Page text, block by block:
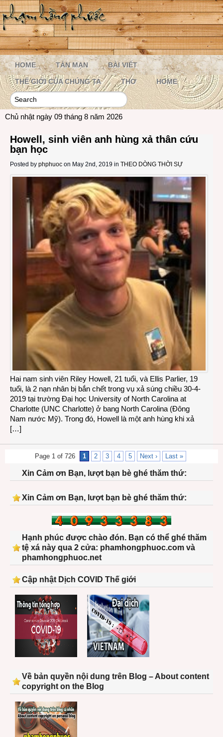
HOME TẢN MẠN BÀI VIẾT
THẾ GIỚI CỦA CHÚNG TA THƠ HOME
Chủ nhật ngày 09 tháng 8 năm 2026
Howell, sinh viên anh hùng xả thân cứu
bạn học
Posted by phphuoc on May 2nd, 2019 in THEO DÒNG THỜI SỰ
Hai nam sinh viên Riley Howell, 21 tuổi, và Ellis Parlier, 19
tuổi, là 2 nạn nhân bị bắn chết trong vụ xả súng chiều 30-4-
2019 tại trường Đại học University of North Carolina at
Charlotte (UNC Charlotte) ở bang North Carolina (Đông
Nam nước Mỹ). Trong đó, Howell là một anh hùng khi xả
[…]
Page 1 of 726 1 2 3 4 5 Next › Last »
Xin Cảm ơn Bạn, lượt bạn bè ghé thăm thứ:
Xin Cảm ơn Bạn, lượt bạn bè ghé thăm thứ:
Hạnh phúc được chào đón. Bạn có thể ghé thăm
tệ xá này qua 2 cửa: phamhongphuoc.com và
phamhongphuoc.net
Cập nhật Dịch COVID Thế giới
Về bản quyền nội dung trên Blog – About content
copyright on the Blog